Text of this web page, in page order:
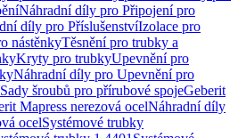
Náhradní díly pro Připojení pro
díly pro PříslušenstvíIzolace pro
nástěnkyTěsnění pro trubky a
Kryty pro trubkyUpevnění pro
Náhradní díly pro Upevnění pro
Sady šroubů pro přírubové spojeGeberit
Mapress nerezová ocelNáhradní díly
ocelSystémové trubky